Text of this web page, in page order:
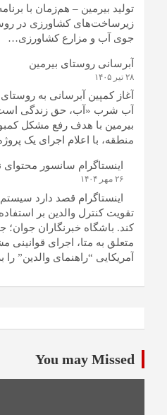
تولید بیرمین – هم‌زمان با
زیرساخت‌های کشاورزی در
جوی آب و مزارع کشاورزی…
آبرسانی روستای بیرمین
۲۸ تیر ۱۴۰۵
آغاز کمپین آبرسانی به
آب شرب «آب، حق زندگی
بیرمین با هدف رفع مشکل
منطقه، با اعلام اجرای یک
اینستاگرام سانسور
۲۶ مهر ۱۴۰۴
تقویت کنترل والدین بر استفاده
کند. باشگاه خبرنگاران جوان؛
آمریکایی “راهنمای والدین” را
You may Missed